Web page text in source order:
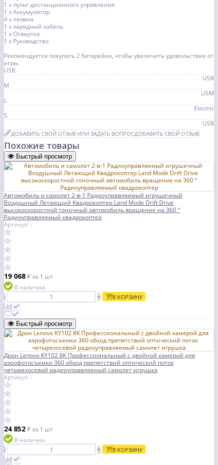
1 х пульт дистанционного управления
1 х Аккумулятор
4 х лезвия
1 х зарядный кабель
1 х Отвертка
1 х Руководство
Рекомендуется покупать 2 батарейки, чтобы увеличить удовольствие от
игры.
USB
USB
M
LISM
L
Electric
S
USB
ДОБАВИТЬ СВОЙ ОТЗЫВ ИЛИ ЗАДАТЬ ВОПРОСДОБАВИТЬ СВОЙ ОТЗЫВ
Похожие товары
Быстрый просмотр
Автомобиль и самолет 2-в-1 Радиоуправляемый игрушечный
Воздушный Летающий Квадрокоптер Land Mode Drift Drive
высокоскоростной гоночный автомобиль вращение на 360 °
Радиоуправляемый квадрокоптер
Артикул: -
19 068 ₽за 1 шт
В наличии
-
+ В КОРЗИНУ
Быстрый просмотр
Дрон Lenovo KY102 8K Профессиональный с двойной камерой для
аэрофотосъемки 360 обход препятствий оптический поток
четырехосевой радиоуправляемый самолет игрушка
Артикул: -
24 852 ₽за 1 шт
В наличии
-
+ В КОРЗИНУ